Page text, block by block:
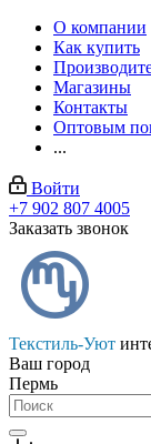
О компании
Как купить
Магазины
Контакты
Оптовым
...
Войти
+7 902 807 4005
Заказать звонок
Текстиль-Уют
Ваш город
Пермь